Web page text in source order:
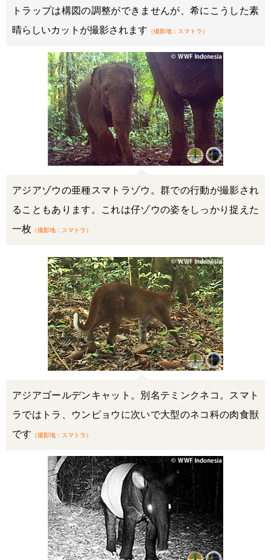
トラップは構図の調整ができませんが、希にこうした素
晴らしいカットが撮影されます （撮影地：スマトラ）
アジアゾウの亜種スマトラゾウ。群での行動が撮影され
ることもあります。これは仔ゾウの姿をしっかり捉えた
一枚 （撮影地：スマトラ）
アジアゴールデンキャット。別名テミンクネコ。スマト
ラではトラ、ウンピョウに次いで大型のネコ科の肉食獣
です （撮影地：スマトラ）